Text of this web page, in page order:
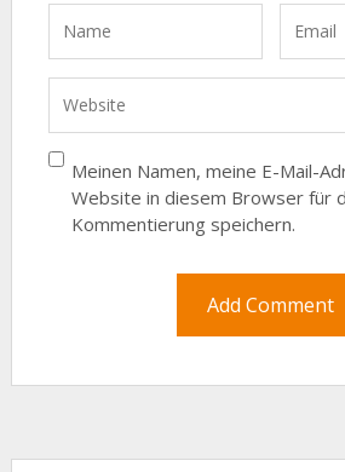
Meinen Namen, meine E-Mail-
Website in diesem Browser für
Kommentierung speichern.